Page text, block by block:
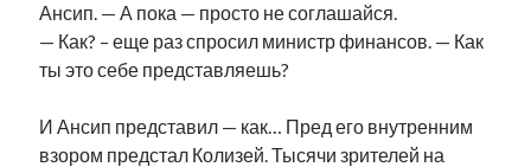
Ансип. — А пока — просто не соглашайся.
— Как? – еще раз спросил министр финансов. — Как
ты это себе представляешь?
И Ансип представил — как… Пред его внутренним
взором предстал Колизей. Тысячи зрителей на